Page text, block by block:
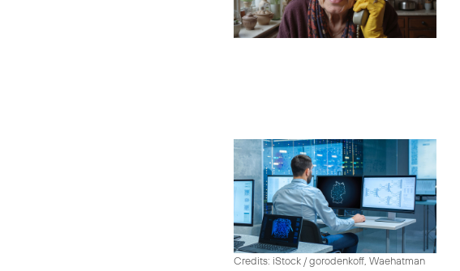
Credits: iStock / gorodenkoff, Waehatman